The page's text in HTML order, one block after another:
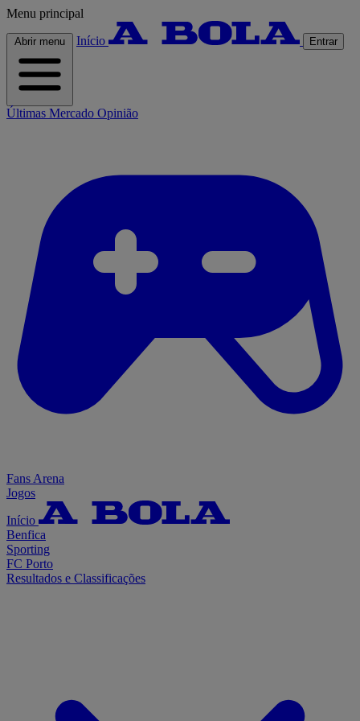
Menu principal
Abrir menu Início Entrar
Últimas Mercado Opinião
Fans Arena
Jogos
Início
Benfica
Sporting
FC Porto
Resultados e Classificações